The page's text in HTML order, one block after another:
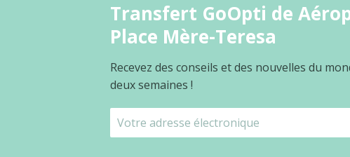
Transfert GoOpti de
Place Mère-Teresa
Recevez des conseils et des nouvelles du
deux semaines !